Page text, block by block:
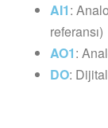
AI1:
referansı)
AO1:
DO: Dijital